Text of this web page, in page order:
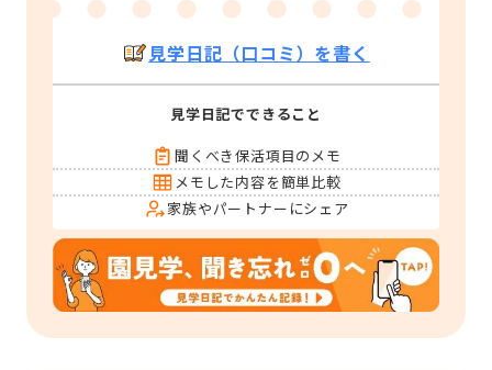
見学日記（口コミ）を書く
見学日記でできること
聞くべき保活項目のメモ
メモした内容を簡単比較
家族やパートナーにシェア